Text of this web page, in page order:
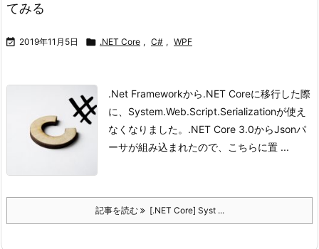
てみる
 2019年11月5日  .NET Core , C# , WPF
.Net Frameworkから.NET Coreに移行した際
に、System.Web.Script.Serializationが使え
なくなりました。 .NET Core 3.0からJsonパ
ーサが組み込まれたので、こちらに置 ...
記事を読む [.NET Core] Syst ...